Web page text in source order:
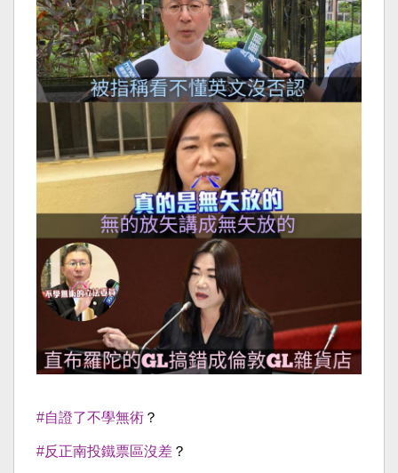
#自證了不學無術 ？
#反正南投鐵票區沒差 ？